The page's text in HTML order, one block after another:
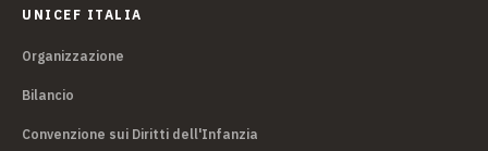
UNICEF ITALIA
Organizzazione
Bilancio
Convenzione sui Diritti dell'Infanzia